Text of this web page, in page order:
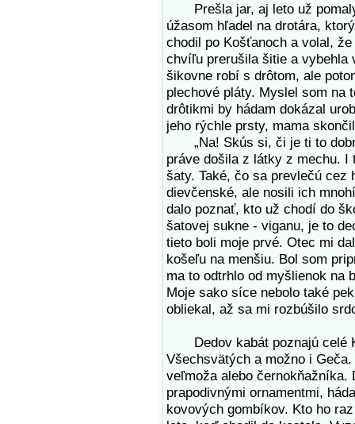
Prešla jar, aj leto už
úžasom hľadel na drotára,
chodil po Košťanoch a volal,
chvíľu prerušila šitie a vybehla
šikovne robí s drôtom, ale
plechové pláty. Myslel som na
drôtikmi by hádam dokázal
jeho rýchle prsty, mama
„Na! Skús si, či je ti to
práve došila z látky z mechu.
šaty. Také, čo sa prevlečú cez
dievčenské, ale nosili ich
dalo poznať, kto už chodí do
šatovej sukne - viganu, je to
tieto boli moje prvé. Otec mi
košeľu na menšiu. Bol som
ma to odtrhlo od myšlienok na
Moje sako síce nebolo také
obliekal, až sa mi rozbúšilo
Dedov kabát poznajú celé
Všechsvätých a možno i
veľmoža alebo
prapodivnými ornamentmi,
kovových gombíkov. Kto ho